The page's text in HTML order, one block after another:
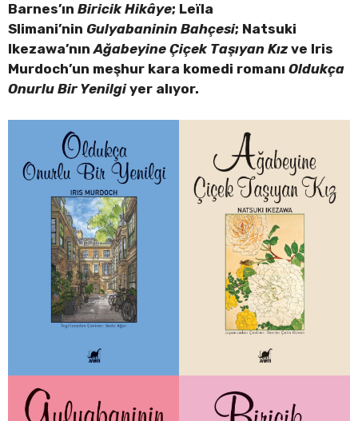
Barnes’ın Biricik Hikâye; Leïla
Slimani’nin Gulyabaninin Bahçesi; Natsuki
Ikezawa’nınAğabeyine Çiçek Taşıyan Kızve Iris
Murdoch’un meşhur kara komedi romanı Oldukça
Onurlu Bir Yenilgiyer alıyor.